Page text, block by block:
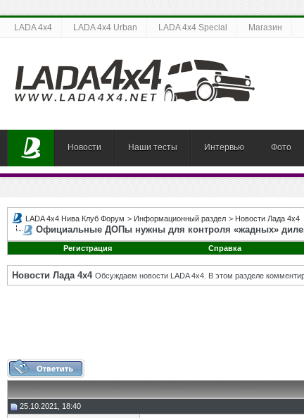
LADA 4x4 LADA 4x4 Urban LADA 4x4 Special Магазин
Новости Наши тесты Интервью Фото
LADA 4x4 Нива Клуб Форум > Информационный раздел > Новости Лада 4х4
Официальные ДОПы нужны для контроля «жадных»
Регистрация
Справка
Новости Лада 4х4 Обсуждаем новости LADA 4x4. В этом разделе
25.10.2021, 18:40